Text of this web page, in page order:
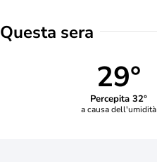
Questa sera
29°
Percepita 32°
a causa dell'umidità